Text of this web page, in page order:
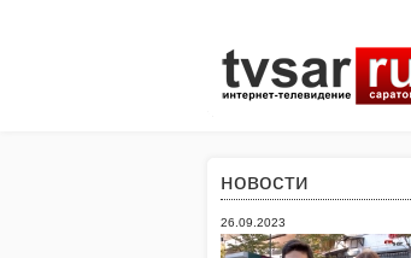
новости
26.09.2023